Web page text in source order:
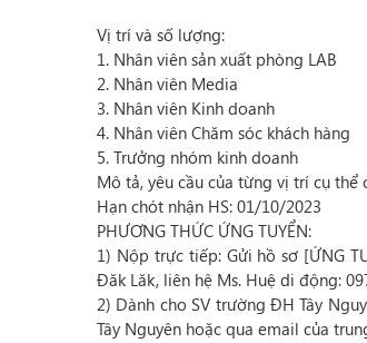
Vị trí và số lượng:
1. Nhân viên sản xuất phòng LAB
2. Nhân viên Media
3. Nhân viên Kinh doanh
4. Nhân viên Chăm sóc khách hàng
5. Trưởng nhóm kinh doanh
Mô tả, yêu cầu của từng vị trí cụ thể
Hạn chót nhận HS: 01/10/2023
PHƯƠNG THỨC ỨNG TUYỂN:
1) Nộp trực tiếp: Gửi hồ sơ [ỨNG
Đăk Lăk, liên hệ Ms. Huệ di động:
2) Dành cho SV trường ĐH Tây
Tây Nguyên hoặc qua email của